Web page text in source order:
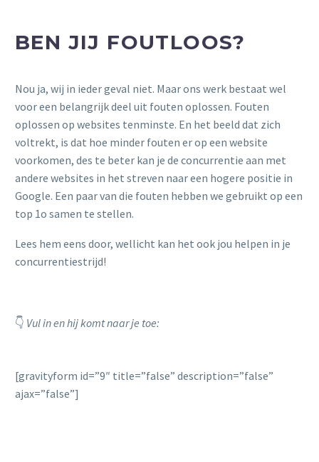
BEN JIJ FOUTLOOS?
Nou ja, wij in ieder geval niet. Maar ons werk bestaat wel
voor een belangrijk deel uit fouten oplossen. Fouten
oplossen op websites tenminste. En het beeld dat zich
voltrekt, is dat hoe minder fouten er op een website
voorkomen, des te beter kan je de concurrentie aan met
andere websites in het streven naar een hogere positie in
Google. Een paar van die fouten hebben we gebruikt op een
top 1o samen te stellen.
Lees hem eens door, wellicht kan het ook jou helpen in je
concurrentiestrijd!
👇 Vul in en hij komt naar je toe:
[gravityform id=”9″ title=”false” description=”false”
ajax=”false”]